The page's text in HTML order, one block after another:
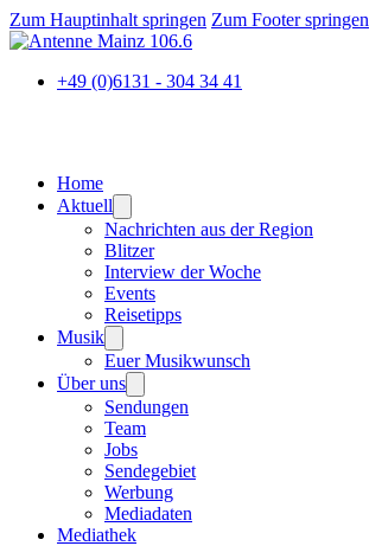
Zum Hauptinhalt springen Zum Footer springen
+49 (0)6131 - 304 34 41
Home
Aktuell
Nachrichten aus der Region
Blitzer
Interview der Woche
Events
Reisetipps
Musik
Euer Musikwunsch
Über uns
Sendungen
Team
Jobs
Sendegebiet
Werbung
Mediadaten
Mediathek